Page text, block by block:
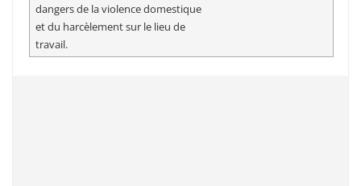
dangers de la violence domestique
et du harcèlement sur le lieu de
travail.